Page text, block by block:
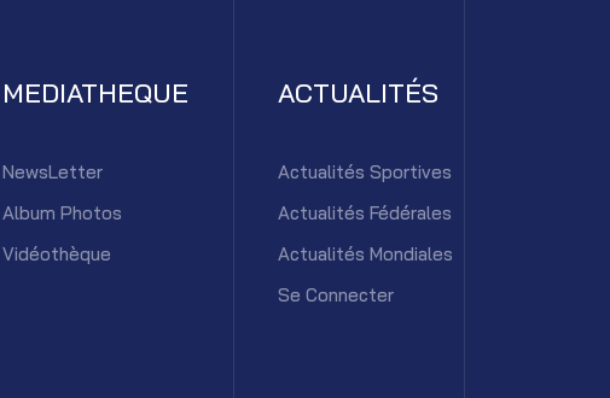
MEDIATHEQUE
NewsLetter
Album Photos
Vidéothèque
ACTUALITÉS
Actualités Sportives
Actualités Fédérales
Actualités Mondiales
Se Connecter